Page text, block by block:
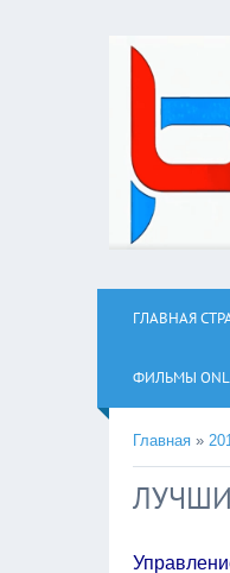
ГЛАВНАЯ
ФИЛЬМЫ
Главная »